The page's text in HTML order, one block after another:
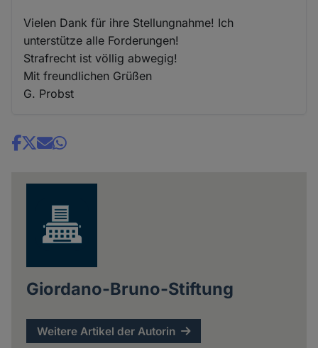
Vielen Dank für ihre Stellungnahme! Ich
unterstütze alle Forderungen!
Strafrecht ist völlig abwegig!
Mit freundlichen Grüßen
G. Probst
Share
Giordano-Bruno-Stiftung
Weitere Artikel der Autorin